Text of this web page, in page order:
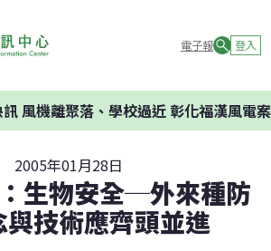
電子報 登入
風機離聚落、學校過近 彰化福漢風電案
2005年01月28日
生物安全─外來種防
與技術應齊頭並進